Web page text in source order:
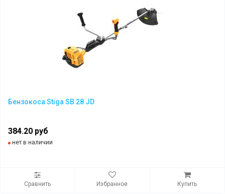
Бензокоса Stiga SB 28 JD
384.20 руб
нет в наличии
Сравнить Избранное Купить